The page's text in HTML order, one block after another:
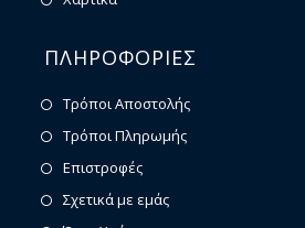
ΠΛΗΡΟΦΟΡΙΕΣ
Τρόποι Αποστολής
Τρόποι Πληρωμής
Επιστροφές
Σχετικά με εμάς